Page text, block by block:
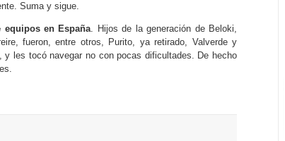
Suma y sigue.
en España. Hijos de la generación de Beloki,
fueron, entre otros, Purito, ya retirado, Valverde y
y les tocó navegar no con pocas dificultades. De hecho